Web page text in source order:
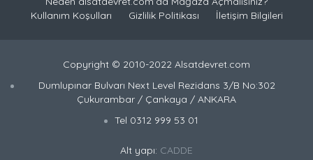
Kullanım Koşulları
Gizlilik Politikası İletişim Bilgileri
Copyright © 2010-2022 Alsatdevret.com
Dumlupınar Bulvarı Next Level Rezidans 3/B No:302
Çukurambar / Çankaya / ANKARA
Tel 0312 999 53 01
Alt yapı: CADDE